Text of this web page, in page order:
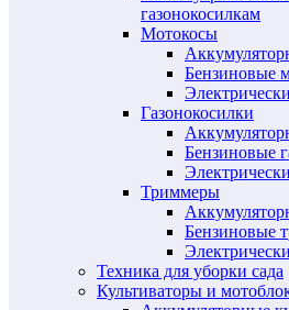
газонокосилкам
Мотокосы
Бензиновые
Газонокосилки
Бензиновые
Триммеры
Бензиновые
Техника для уборки сада
Культиваторы и